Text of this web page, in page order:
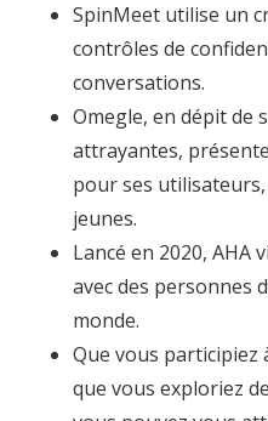
SpinMeet utilise un
contrôles de
conversations.
Omegle, en dépit de
attrayantes,
pour ses
jeunes.
Lancé en 2020, AHA
avec des personnes
monde.
Que vous participiez
que vous exploriez